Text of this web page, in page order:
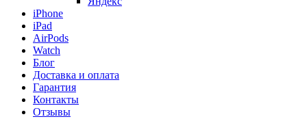
iPhone
iPad
AirPods
Watch
Блог
Доставка и оплата
Гарантия
Контакты
Отзывы